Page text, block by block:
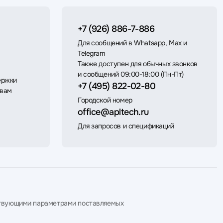
+7 (926) 886-7-886
Для сообщений в Whatsapp, Max и
Telegram
Также доступен для обычных звонков
и сообщений 09:00-18:00 (Пн-Пт)
+7 (495) 822-02-80
Городской номер
office@apltech.ru
Для запросов и спецификаций
параметрами поставляемых